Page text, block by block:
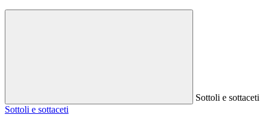
Sottoli e sottaceti
Sottoli e sottaceti